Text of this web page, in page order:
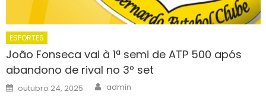
ESPORTES
João Fonseca vai à 1ª semi de ATP 500 após
abandono de rival no 3º set
Posted
on
outubro 24, 2025 Author
admin